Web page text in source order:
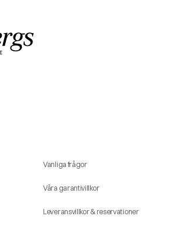
Vanliga frågor
Våra garantivillkor
Leveransvillkor & reservationer